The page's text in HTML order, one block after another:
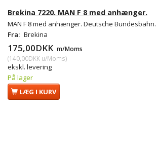
Brekina 7220. MAN F 8 med anhænger.
MAN F 8 med anhænger. Deutsche Bundesbahn.
Fra: Brekina
175,00DKK m/Moms
(140,00DKK u/Moms)
ekskl. levering
På lager
LÆG I KURV